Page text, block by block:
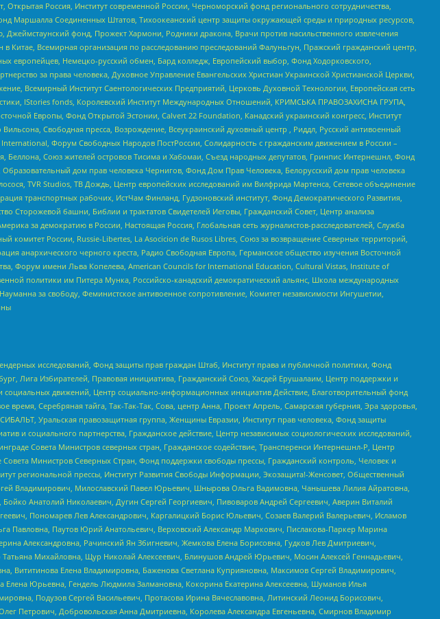
Россия, Институт современной России, Черноморский фонд регионального сотрудничества,
Маршалла Соединенных Штатов, Тихоокеанский центр защиты окружающей среды и природных ресурсов,
фонд, Прожект Хармони, Родники дракона, Врачи против насильственного извлечения
Всемирная организация по расследованию преследований Фалуньгун, Пражский гражданский центр,
европейцев, Немецко-русский обмен, Бард колледж, Европейский выбор, Фонд Ходорковского,
за права человека, Духовное Управление Евангельских Христиан Украинской Христианской Церкви,
Всемирный Институт Саентологических Предприятий, Церковь Духовной Технологии, Европейская сеть
IStories fonds, Королевский Институт Международных Отношений, КРИМСЬКА ПРАВОЗАХИСНА ГРУПА,
Европы, Фонд Открытой Эстонии, Calvert 22 Foundation, Канадский украинский конгресс, Институт
Свободная пресса, Возрождение, Всеукраинский духовный центр , Риддл, Русский антивоенный
Форум Свободных Народов ПостРоссии, Солидарность с гражданским движением в России –
Беллона, Союз жителей островов Тисима и Хабомаи, Съезд народных депутатов, Гринпис Интернешнл, Фонд
дом прав человека Чернигов, Фонд Дом Прав Человека, Белорусский дом прав человека
TVR Studios, ТВ Дождь, Центр европейских исследований им Вилфрида Мартенса, Сетевое объединение
транспортных рабочих, ИстЧам Финланд, Гудзоновский институт, Фонд Демократического Развития,
Сторожевой башни, Библии и трактатов Свидетелей Иеговы, Гражданский Совет, Центр анализа
за демократию в России, Настоящая Россия, Глобальная сеть журналистов-расследователей, Служба
России, Russie-Libertes, La Asocicion de Rusos Libres, Союз за возвращение Северных территорий,
анархического черного креста, Радио Свободная Европа, Германское общество изучения Восточной
Форум имени Льва Копелева, American Councils for International Education, Cultural Vistas, Institute of
политики им Питера Мунка, Российско-канадский демократический альянс, Школа международных
за свободу, Феминистское антивоенное сопротивление, Комитет независимости Ингушетии,
исследований, Фонд защиты прав граждан Штаб, Институт права и публичной политики, Фонд
Лига Избирателей, Правовая инициатива, Гражданский Союз, Хасдей Ерушалаим, Центр поддержки и
социальных движений, Центр социально-информационных инициатив Действие, Благотворительный фонд
Серебряная тайга, Так-Так-Так, Сова, центр Анна, Проект Апрель, Самарская губерния, Эра здоровья,
Уральская правозащитная группа, Женщины Евразии, Институт прав человека, Фонд защиты
и социального партнерства, Гражданское действие, Центр независимых социологических исследований,
Совета Министров северных стран, Гражданское содействие, Трансперенси Интернешнл-Р, Центр
Министров Северных Стран, Фонд поддержки свободы прессы, Гражданский контроль, Человек и
региональной прессы, Институт Развития Свободы Информации, Экозащита!-Женсовет, Общественный
Владимирович, Милославский Павел Юрьевич, Шнырова Ольга Вадимовна, Чанышева Лилия Айратовна,
Анатолий Николаевич, Дугин Сергей Георгиевич, Пивоваров Андрей Сергеевич, Аверин Виталий
Пономарев Лев Александрович, Каргалицкий Борис Юльевич, Созаев Валерий Валерьевич, Исламов
Павловна, Паутов Юрий Анатольевич, Верховский Александр Маркович, Пислакова-Паркер Марина
Александровна, Рачинский Ян Збигневич, Жемкова Елена Борисовна, Гудков Лев Дмитриевич,
Михайловна, Щур Николай Алексеевич, Блинушов Андрей Юрьевич, Мосин Алексей Геннадьевич,
Вититинова Елена Владимировна, Баженова Светлана Куприяновна, Максимов Сергей Владимирович,
Елена Юрьевна, Гендель Людмила Залмановна, Кокорина Екатерина Алексеевна, Шуманов Илья
Подузов Сергей Васильевич, Протасова Ирина Вячеславовна, Литинский Леонид Борисович,
Петрович, Добровольская Анна Дмитриевна, Королева Александра Евгеньевна, Смирнов Владимир